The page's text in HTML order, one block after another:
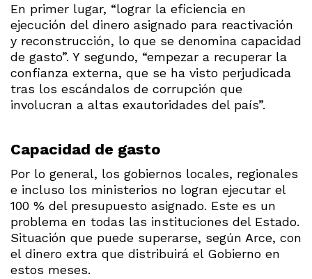
En primer lugar, “lograr la eficiencia en
ejecución del dinero asignado para reactivación
y reconstrucción, lo que se denomina capacidad
de gasto”. Y segundo, “empezar a recuperar la
confianza externa, que se ha visto perjudicada
tras los escándalos de corrupción que
involucran a altas exautoridades del país”.
Capacidad de gasto
Por lo general, los gobiernos locales, regionales
e incluso los ministerios no logran ejecutar el
100 % del presupuesto asignado. Este es un
problema en todas las instituciones del Estado.
Situación que puede superarse, según Arce, con
el dinero extra que distribuirá el Gobierno en
estos meses.